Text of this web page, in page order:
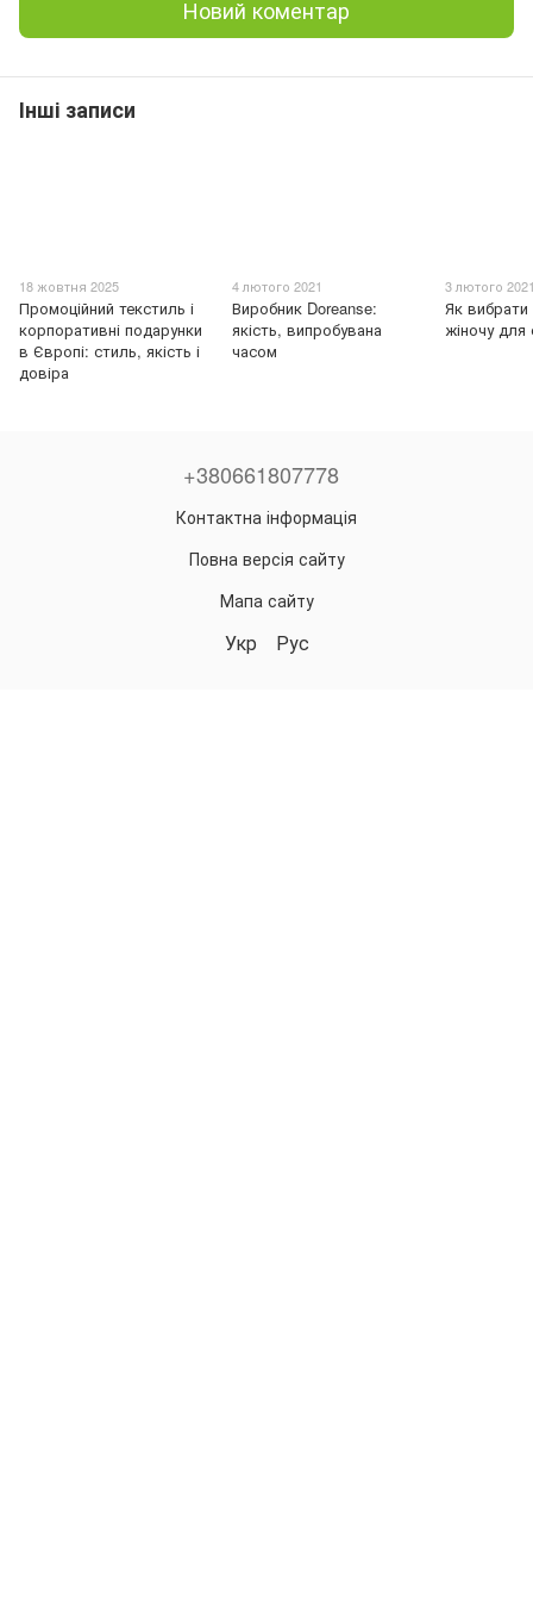
Новий коментар
Інші записи
18 жовтня 2025
Промоційний текстиль і
корпоративні подарунки
в Європі: стиль, якість і
довіра
4 лютого 2021
Виробник Doreanse:
якість, випробувана
часом
3 лютого
Як вибрати
жіночу для
+380661807778
Контактна інформація
Повна версія сайту
Мапа сайту
Укр Рус